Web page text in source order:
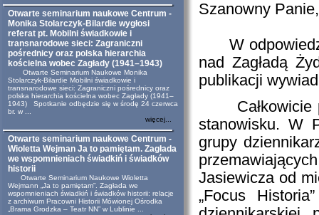
Otwarte seminarium naukowe Centrum -
Monika Stolarczyk-Bilardie wygłosi
referat pt. Mobilni świadkowie i
transnarodowe sieci: Zagraniczni
pośrednicy oraz polska hierarchia
kościelna wobec Zagłady (1941–1943)
Otwarte Seminarium Naukowe Monika
Stolarczyk-Bilardie Mobilni świadkowie i
transnarodowe sieci: Zagraniczni pośrednicy oraz
polska hierarchia kościelna wobec Zagłady (1941–
1943) Spotkanie odbędzie się w środę 24 czerwca
br. w ...
więcej...
Otwarte seminarium naukowe Centrum -
Wioletta Wejman Ja to pamiętam. Zagłada
we wspomnieniach świadkiń i świadków
historii
Otwarte Seminarium Naukowe Wioletta
Wejmann „Ja to pamiętam”. Zagłada we
wspomnieniach świadkiń i świadków historii: relacje
z archiwum Pracowni Historii Mówionej Ośrodka
„Brama Grodzka – Teatr NN” w Lublinie ...
Szanowny Panie,
W odpowiedzi
nad Zagładą
publikacji
Całkowicie
stanowisku. W
grupy
Jasiewicza od
„Focus